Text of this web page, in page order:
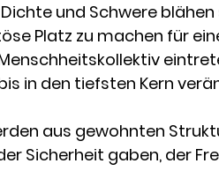
und Schwere
Platz zu machen für
in den tiefsten Kern
aus gewohnten
Sicherheit gaben, der